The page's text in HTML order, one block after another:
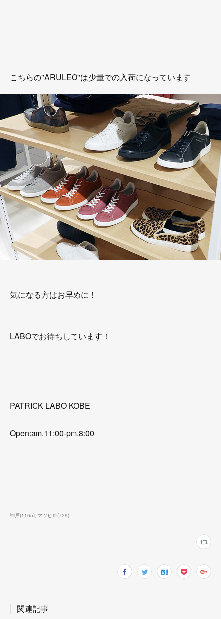
こちらの"ARULEO"は少量での入荷になっています
気になる方はお早めに！
LABOでお待ちしています！
PATRICK LABO KOBE
Open:am.11:00-pm.8:00
神戸(1165) マツヒロ(729)
関連記事